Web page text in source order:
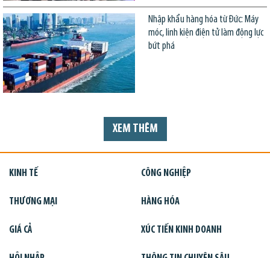
Nhập khẩu hàng hóa từ Đức: Máy
móc, linh kiện điện tử làm động lực
bứt phá
XEM THÊM
KINH TẾ CÔNG NGHIỆP
THƯƠNG MẠI HÀNG HÓA
GIÁ CẢ XÚC TIẾN KINH DOANH